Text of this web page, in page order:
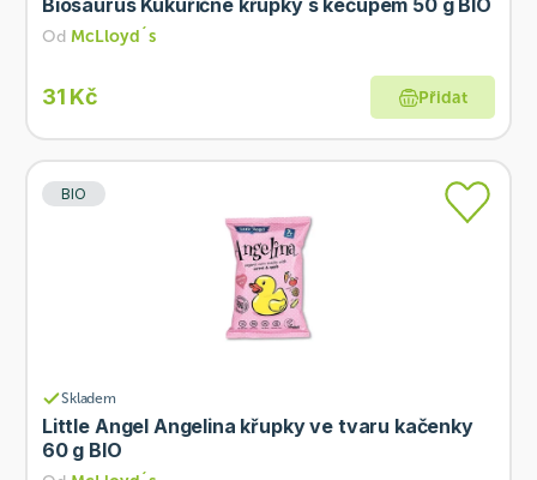
Biosaurus Kukuřičné křupky s kečupem 50 g BIO
Od McLloyd´s
31 Kč Přidat
BIO
Skladem
Little Angel Angelina křupky ve tvaru kačenky
60 g BIO